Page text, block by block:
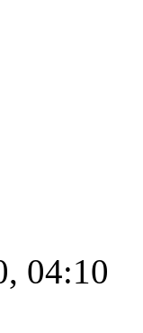
04:10